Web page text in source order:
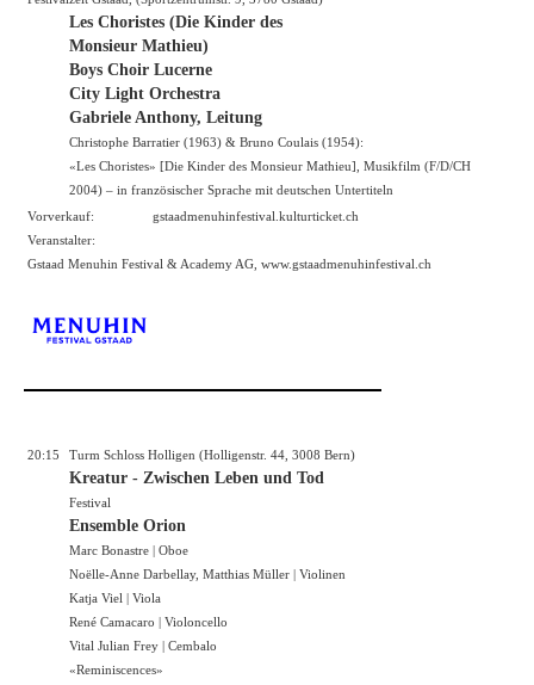
Les Choristes (Die Kinder des
Monsieur Mathieu)
Boys Choir Lucerne
City Light Orchestra
Gabriele Anthony, Leitung
Christophe Barratier (1963) & Bruno Coulais (1954):
«Les Choristes» [Die Kinder des Monsieur Mathieu], Musikfilm (F/D/CH
2004) – in französischer Sprache mit deutschen Untertiteln
Vorverkauf:
gstaadmenuhinfestival.kulturticket.ch
Veranstalter:
Gstaad Menuhin Festival & Academy AG, www.gstaadmenuhinfestival.ch
20:15 Turm Schloss Holligen (Holligenstr. 44, 3008 Bern)
Kreatur - Zwischen Leben und Tod
Festival
Ensemble Orion
Marc Bonastre | Oboe
Noëlle-Anne Darbellay, Matthias Müller | Violinen
Katja Viel | Viola
René Camacaro | Violoncello
Vital Julian Frey | Cembalo
«Reminiscences»